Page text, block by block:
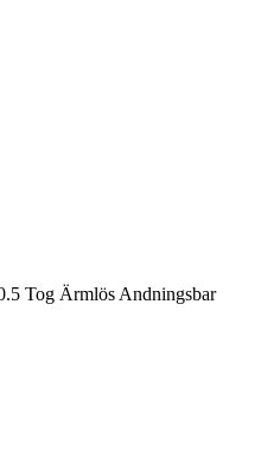
Tog Ärmlös Andningsbar